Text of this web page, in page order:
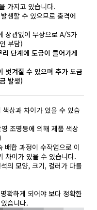
가지고 있습니다.
생할 수 있으므로 충격에
상관없이 무상으로 A/S가
부담)
단계에 도금이 들어가게
벗겨질 수 있으며 추가 도금
발생)
색상과 차이가 있을 수 있습
조명등에 의해 제품 색상
배합 과정이 수작업으로 이
차이가 있을 수 있습니다.
의 모양, 크기, 컬러가 다를
확하게 되어야 보다 정확한
습니다.